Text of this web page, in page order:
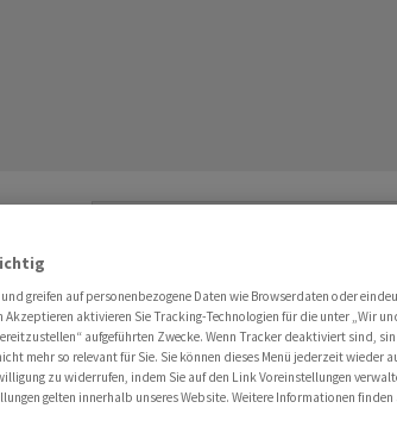
greifen auf personenbezogene Daten wie Browserdaten oder
Akzeptieren aktivieren Sie Tracking-Technologien für die unter „Wir
aufgeführten Zwecke. Wenn Tracker deaktiviert sind,
mehr so relevant für Sie. Sie können dieses Menü jederzeit wieder
zu widerrufen, indem Sie auf den Link Voreinstellungen
gelten innerhalb unseres Website. Weitere Informationen finden